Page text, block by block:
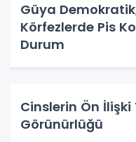
Güya
Körfezlerde Pis
Durum
Cinslerin Ön İlişki
Görünürlüğü